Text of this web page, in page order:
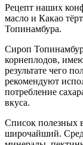
Рецепт наших
масло и Какао
Топинамбура.
Сироп
корнеплодов,
результате чего
рекомендуют
потребление
вкуса.
Список полезных
широчайший.